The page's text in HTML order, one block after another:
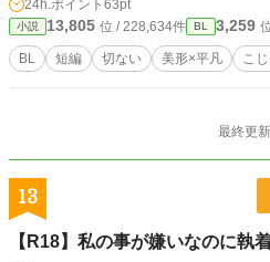
24h.ポイント 63pt
小説 13,805 位 / 228,634件 BL 3,259
BL 短編 切ない 美形×平凡 こ
最終更
13
【R18】私の事が嫌いなのに執